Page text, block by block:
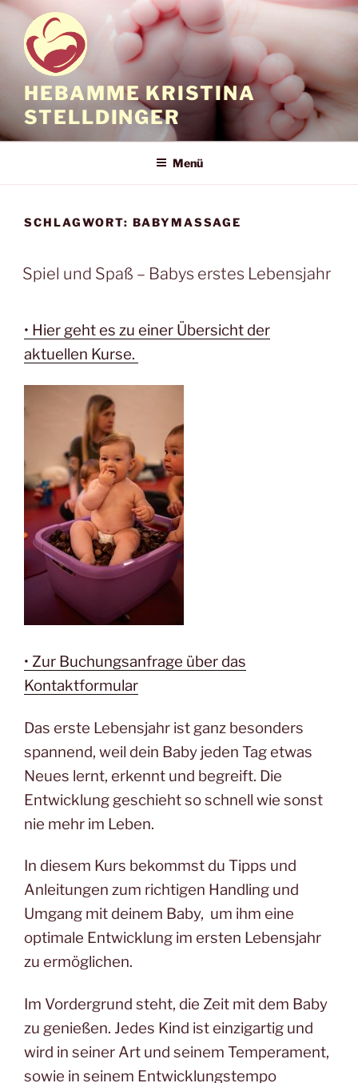
Zum
Inhalt
springen
HEBAMME KRISTINA
STELLDINGER
Menü
SCHLAGWORT: BABYMASSAGE
Spiel und Spaß – Babys erstes Lebensjahr
• Hier geht es zu einer Übersicht der
aktuellen Kurse.
• Zur Buchungsanfrage über das
Kontaktformular
Das erste Lebensjahr ist ganz besonders
spannend, weil dein Baby jeden Tag etwas
Neues lernt, erkennt und begreift. Die
Entwicklung geschieht so schnell wie sonst
nie mehr im Leben.
In diesem Kurs bekommst du Tipps und
Anleitungen zum richtigen Handling und
Umgang mit deinem Baby, um ihm eine
optimale Entwicklung im ersten Lebensjahr
zu ermöglichen.
Im Vordergrund steht, die Zeit mit dem Baby
zu genießen. Jedes Kind ist einzigartig und
wird in seiner Art und seinem Temperament,
sowie in seinem Entwicklungstempo